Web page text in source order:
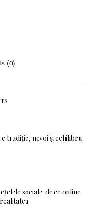
(0)
tradiție, nevoi și echilibru
sociale: de ce online